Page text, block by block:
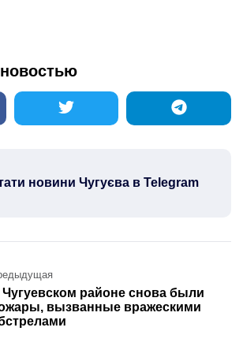
новини Чугуєва в Telegram
Чугуевском районе снова были
вызванные вражескими